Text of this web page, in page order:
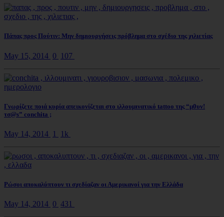
Πάπας προς Πούτιν: Μην δημιουργήσεις πρόβλημα στο σχέδιο της χιλιετίας
May 15, 2014 0 107
Γνωρίζετε ποιά κυρία απεικονίζεται στο ιλλουμινατικό tattoo της “μ0υν!
τσ@s” conchita ;
May 14, 2014 1 1k
Ρώσοι αποκαλύπτουν τι σχεδίαζαν οι Αμερικανοί για την Ελλάδα
May 14, 2014 0 431